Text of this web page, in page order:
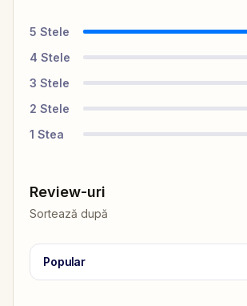
5 Stele
4 Stele
3 Stele
2 Stele
1 Stea
Review-uri
Sortează după
Popular